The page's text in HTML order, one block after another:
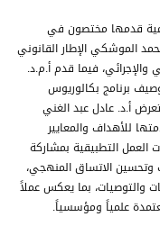
قدمها مختصون في
الموشكي الإطار القانوني
فيما قدم أ.م.د.
برنامج بكالوريوس
أ.د. عادل عبد الغني
للأهداف والمعايير
العمل التطبيقية بمشاركة
الاتساق المنهجي،
والتوصيات، بما يعكس عملاً
علمياً ومؤسسياً.